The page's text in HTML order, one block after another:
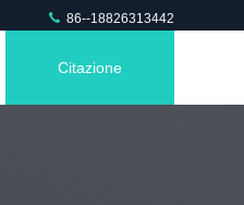
86--18826313442
Citazione